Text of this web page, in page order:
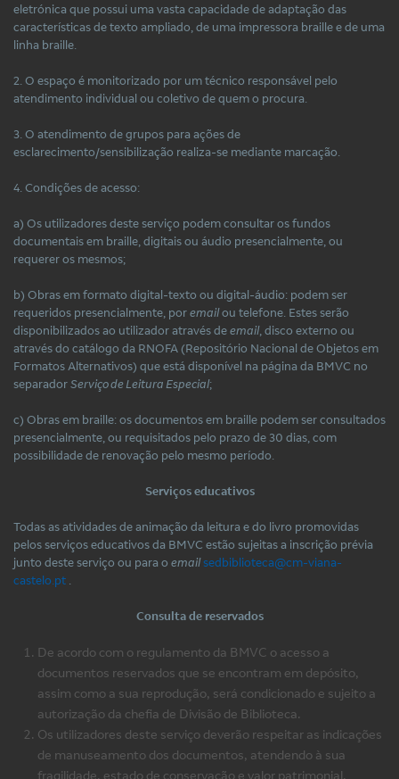
eletrónica que possui uma vasta capacidade de adaptação das
características de texto ampliado, de uma impressora braille e de uma
linha braille.
2. O espaço é monitorizado por um técnico responsável pelo
atendimento individual ou coletivo de quem o procura.
3. O atendimento de grupos para ações de
esclarecimento/sensibilização realiza-se mediante marcação.
4. Condições de acesso:
a) Os utilizadores deste serviço podem consultar os fundos
documentais em braille, digitais ou áudio presencialmente, ou
requerer os mesmos;
b) Obras em formato digital-texto ou digital-áudio: podem ser
requeridos presencialmente, poremailou telefone. Estes serão
disponibilizados ao utilizador através deemail, disco externo ou
através do catálogo da RNOFA (Repositório Nacional de Objetos em
Formatos Alternativos) que está disponível na página da BMVC no
separadorServiço de Leitura Especial;
c) Obras em braille: os documentos em braille podem ser consultados
presencialmente, ou requisitados pelo prazo de 30 dias, com
possibilidade de renovação pelo mesmo período.
Serviços educativos
Todas as atividades de animação da leitura e do livro promovidas
pelos serviços educativos da BMVC estão sujeitas a inscrição prévia
junto deste serviço ou para o emailsedbiblioteca@cm-viana-
castelo.pt
Consulta de reservados
De acordo com o regulamento da BMVC o acesso a
documentos reservados que se encontram em depósito,
assim como a sua reprodução, será condicionado e sujeito a
autorização da chefia de Divisão de Biblioteca.
Os utilizadores deste serviço deverão respeitar as indicações
de manuseamento dos documentos, atendendo à sua
fragilidade, estado de conservação e valor patrimonial.